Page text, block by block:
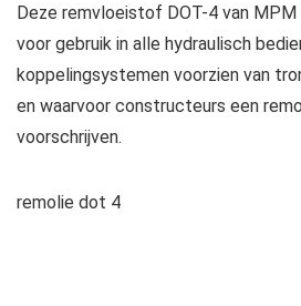
Deze remvloeistof DOT-4 van
voor gebruik in alle hydraulisch
koppelingsystemen voorzien van
en waarvoor constructeurs een
voorschrijven.
remolie dot 4